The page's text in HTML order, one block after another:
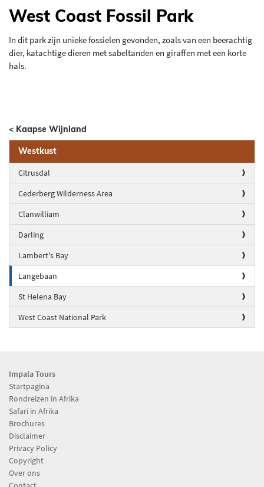
< Kaapse Wijnland
Westkust
Citrusdal
Cederberg Wilderness Area
Clanwilliam
Darling
Lambert's Bay
Langebaan
St Helena Bay
West Coast National Park
West Coast Fossil Park
In dit park zijn unieke fossielen gevonden, zoals van een beerachtig
dier, katachtige dieren met sabeltanden en giraffen met een korte
hals.
Impala Tours
Startpagina
Rondreizen in Afrika
Safari in Afrika
Brochures
Disclaimer
Privacy Policy
Copyright
Over ons